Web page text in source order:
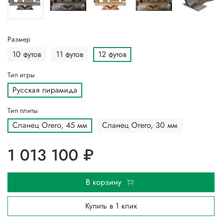
Размер
10 футов 11 футов 12 футов
Тип игры
Русская пирамида
Тип плиты
Сланец Orero, 45 мм Сланец Orero, 30 мм
1 013 100 ₽
В корзину
Купить в 1 клик